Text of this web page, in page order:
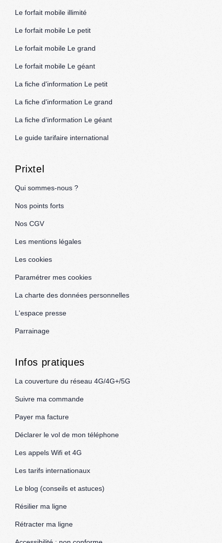
Le forfait mobile illimité
Le forfait mobile Le petit
Le forfait mobile Le grand
Le forfait mobile Le géant
La fiche d'information Le petit
La fiche d'information Le grand
La fiche d'information Le géant
Le guide tarifaire international
Prixtel
Qui sommes-nous ?
Nos points forts
Nos CGV
Les mentions légales
Les cookies
Paramétrer mes cookies
La charte des données personnelles
L'espace presse
Parrainage
Infos pratiques
La couverture du réseau 4G/4G+/5G
Suivre ma commande
Payer ma facture
Déclarer le vol de mon téléphone
Les appels Wifi et 4G
Les tarifs internationaux
Le blog (conseils et astuces)
Résilier ma ligne
Rétracter ma ligne